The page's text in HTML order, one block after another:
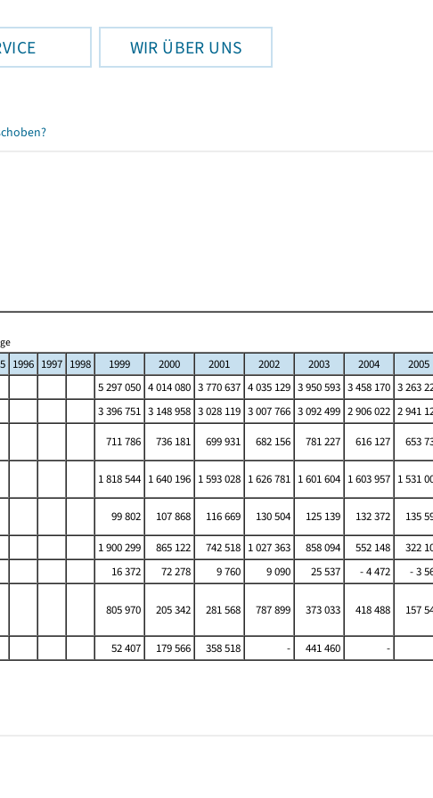
WIR ÜBER UNS
1996 1997 1998 1999 2000 2001 2002 2003 2004
2005
5 297 050 4 014 080 3 770 637 4 035 129 3 950 593 3 458 170 3 263
3 396 751 3 148 958 3 028 119 3 007 766 3 092 499 2 906 022 2 941
711 786 736 181 699 931 682 156 781 227 616 127
653
1 818 544 1 640 196 1 593 028 1 626 781 1 601 604 1 603 957 1 531
99 802 107 868 116 669 130 504 125 139 132 372
135
1 900 299 865 122 742 518 1 027 363 858 094 552 148
322
16 372 72 278 9 760 9 090 25 537 - 4 472
- 3
805 970 205 342 281 568 787 899 373 033 418 488 157
52 407 179 566 358 518 - 441 460 -